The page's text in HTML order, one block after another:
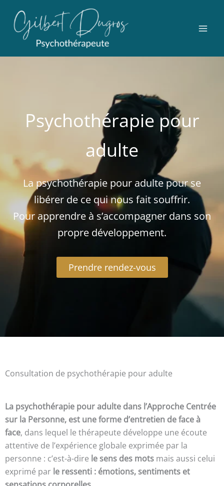
contenu
Psychothérapie pour
adulte
La psychothérapie pour adulte pour se
libérer de ce qui nous fait souffrir.
Pour apprendre à s’accompagner dans son
propre développement.
Prendre rendez-vous
Consultation de psychothérapie pour adulte
La psychothérapie pour adulte dans l’Approche Centrée
sur la Personne, est une forme d’entretien de face à
face, dans lequel le thérapeute développe une écoute
attentive de l’expérience globale exprimée par la
personne : c’est-à-dire le sens des mots mais aussi celui
exprimé par le ressenti : émotions, sentiments et